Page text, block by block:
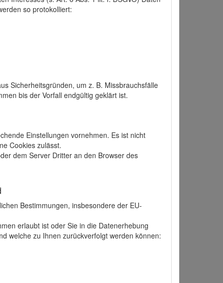
so protokolliert:
Sicherheitsgründen, um z. B. Missbrauchsfälle
bis der Vorfall endgültig geklärt ist.
Einstellungen vornehmen. Es ist nicht
Cookies zulässt.
dem Server Dritter an den Browser des
Bestimmungen, insbesondere der EU-
erlaubt ist oder Sie in die Datenerhebung
welche zu Ihnen zurückverfolgt werden können: